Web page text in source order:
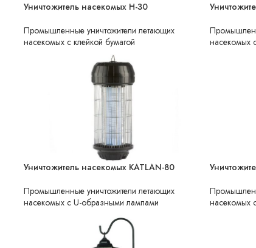
НЕТ В НАЛИЧИИ
Уничтожитель насекомых H-30
Промышленные уничтожители летающих
насекомых с клейкой бумагой
НЕТ В
насекомых
НЕТ В НАЛИЧИИ
Уничтожитель насекомых KATLAN-80
Промышленные уничтожители летающих
насекомых с U-образными лампами
НЕТ В
насекомых